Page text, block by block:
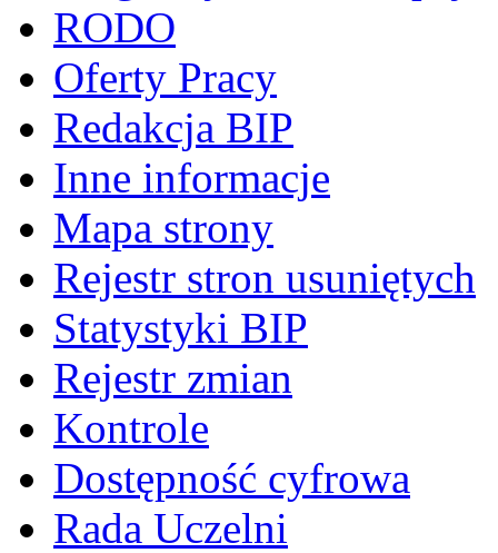
RODO
Oferty Pracy
Redakcja BIP
Inne informacje
Mapa strony
Rejestr stron usuniętych
Statystyki BIP
Rejestr zmian
Kontrole
Dostępność cyfrowa
Rada Uczelni